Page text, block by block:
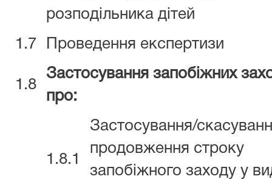
розподільника дітей
1.7 Проведення експертизи
1.8
Застосування запобіжних
про:
1.8.1
Застосування/
продовження строку
запобіжного заходу у